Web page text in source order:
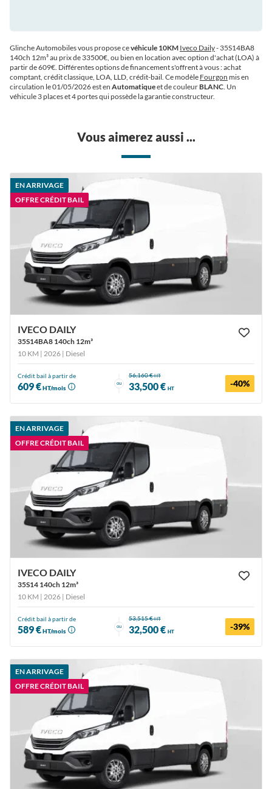
Glinche Automobiles vous propose cevéhicule 10KM Iveco Daily- 35S14BA8
140ch 12m³ au prix de 33500€, ou bien en location avec option d'achat (LOA) à
partir de 609€. Différentes options de financement s'offrent à vous : achat
comptant, crédit classique, LOA, LLD, crédit-bail. Ce modèle Fourgon mis en
circulation le 01/05/2026 est en Automatiqueet de couleurBLANC. Un
véhicule 3 places et 4 portes qui possède la garantie constructeur.
Vous aimerez aussi ...
EN ARRIVAGE
OFFRE CRÉDIT BAIL
IVECO DAILY
35S14BA8 140ch 12m³
10 KM | 2026 | Diesel
Crédit bail à partir de
609 €HT/mois
ou
56,160 €HT
33,500 € HT -40%
EN ARRIVAGE
OFFRE CRÉDIT BAIL
IVECO DAILY
35S14 140ch 12m³
10 KM | 2026 | Diesel
Crédit bail à partir de
589 €HT/mois
ou
53,515 €HT
32,500 € HT -39%
EN ARRIVAGE
OFFRE CRÉDIT BAIL